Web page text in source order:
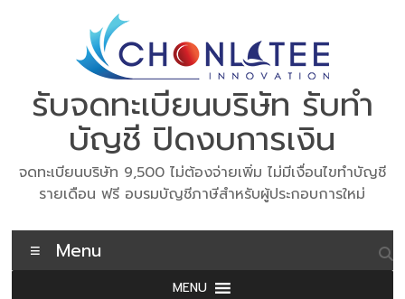
รับจดทะเบียนบริษัท รับทำ
บัญชี ปิดงบการเงิน
จดทะเบียนบริษัท 9,500 ไม่ต้องจ่ายเพิ่ม ไม่มีเงื่อนไขทำบัญชี
รายเดือน ฟรี อบรมบัญชีภาษีสำหรับผู้ประกอบการใหม่
Menu
MENU